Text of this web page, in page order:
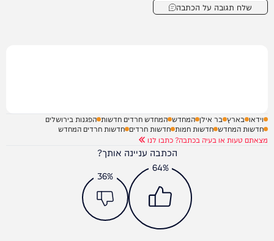
שלח תגובה על הכתבה
וידאו בארץ בר אילן המחדש המחדש חרדים חדשות הפגנות בירושלים
חדשות המחדש חדשות חמות חדשות חרדים חדשות חרדים המחדש
מצאתם טעות או בעיה בכתבה? כתבו לנו
הכתבה עניינה אותך?
64%
36%